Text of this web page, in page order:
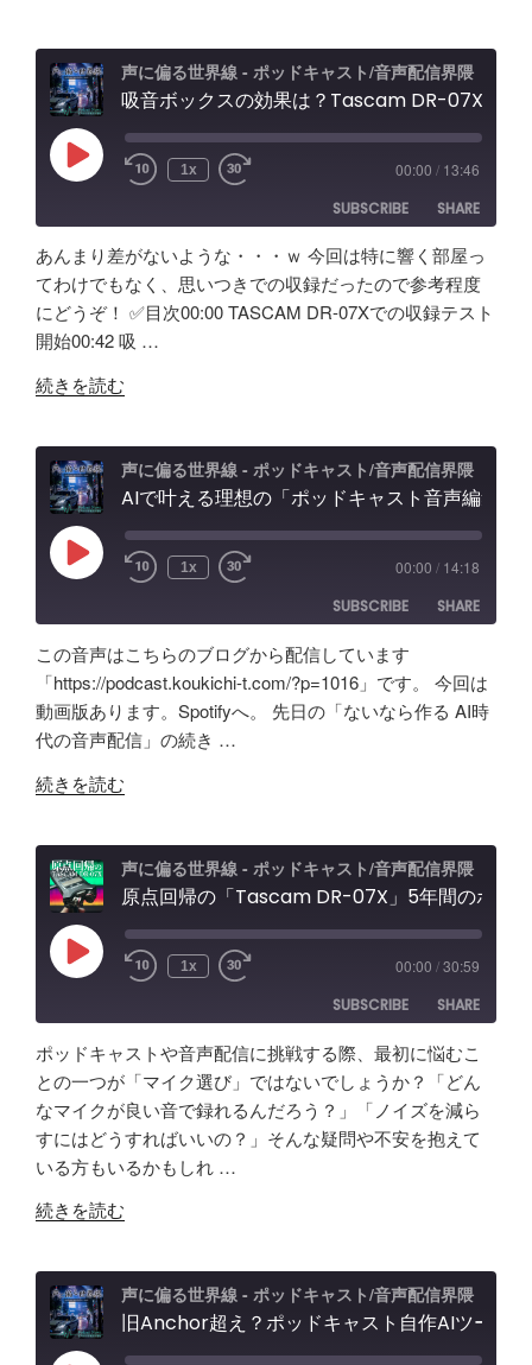
ュ
ー
フ
＆
ノ
イ
キ
ャ
効
果
と
能
PRO
試
て
ん
な
製
品？
ポ
ド
キ
ャ
ト
者
け
エ
ル
ト
オ
ー
ィ
タ
ー
フ
ェ
ー
ス
ビ
ュ
ー
声に偏る世界線 - ポッドキャスト/音声配信界隈
Play
Episode 1x 00:00 / 13:46
SUBSCRIBE
SHARE
Amazon
Apple Podcasts
RSS
Spotify
RSS FEED
SHARE
LINK
EMBED
あんまり差がないような・・・ｗ 今回は特に響く部屋っ
てわけでもなく、思いつきでの収録だったので参考程度
にどうぞ！ ✅️目次00:00 TASCAM DR-07Xでの収録テスト
開始00:42 吸 …
"吸
ボ
ッ
ク
の
Tascam
DR-
07X&TroyStudio
で
録
＆
検
証"
続きを読む
声に偏る世界線 - ポッドキャスト/音声配信界隈
Play
Episode 1x 00:00 / 14:18
SUBSCRIBE
SHARE
Amazon
Apple Podcasts
RSS
Spotify
RSS FEED
SHARE
LINK
EMBED
この音声はこちらのブログから配信しています
「https://podcast.koukichi-t.com/?p=1016」です。 今回は
動画版あります。Spotifyへ。 先日の「ないなら作る AI時
代の音声配信」の続き …
"AI
え
る
想
ド
キ
ャ
ス
ト
音
編
集」
ア
続きを読む
声に偏る世界線 - ポッドキャスト/音声配信界隈
Play
Episode 1x 00:00 /30:59
SUBSCRIBE
SHARE
Amazon
Apple Podcasts
RSS
Spotify
RSS FEED
SHARE
LINK
EMBED
ポッドキャストや音声配信に挑戦する際、最初に悩むこ
との一つが「マイク選び」ではないでしょうか？「どん
なマイクが良い音で録れるんだろう？」「ノイズを減ら
すにはどうすればいいの？」そんな疑問や不安を抱えて
いる方もいるかもしれ …
"原
回
帰
の
「Tascam
続きを読む
声に偏る世界線 - ポッドキャスト/音声配信界隈